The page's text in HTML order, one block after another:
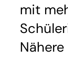
mit